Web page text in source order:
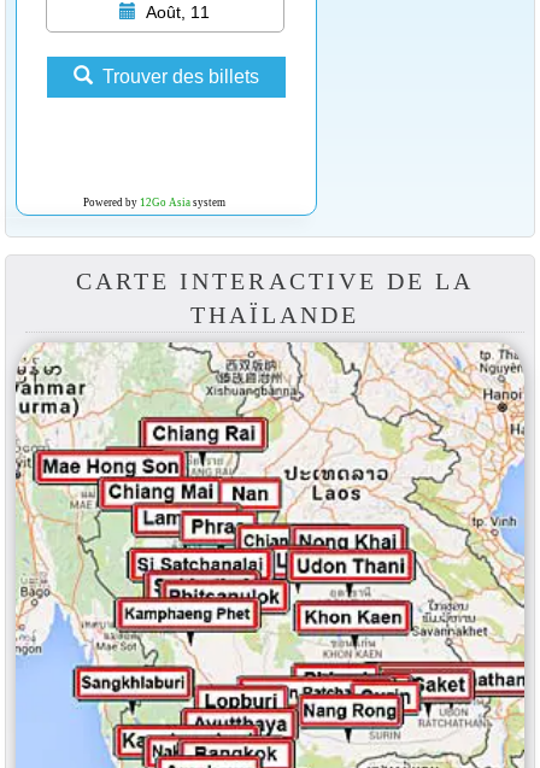
Août, 11
Trouver des billets
Powered by 12Go Asiasystem
CARTE INTERACTIVE DE LA
THAÏLANDE